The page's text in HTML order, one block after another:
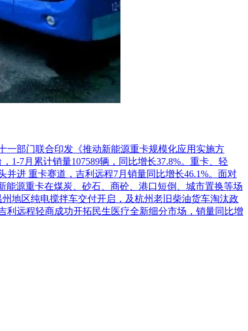
一部门联合印发《推动新能源重卡规模化应用实施方
1-7月累计销量107589辆，同比增长37.8%。重卡、轻
进 重卡赛道，吉利远程7月销量同比增长46.1%。面对
源重卡在煤炭、砂石、商砼、港口短倒、城市置换等场
地区纯电搅拌车交付开启，及杭州老旧柴油货车淘汰政
远程轻商成功开拓民生医疗全新细分市场，销量同比增